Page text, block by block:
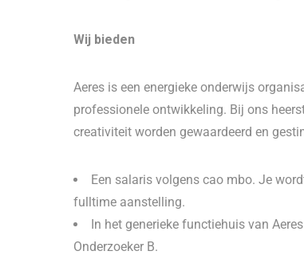
Wij bieden
Aeres is een energieke onderwijs
professionele ontwikkeling. Bij ons
creativiteit worden gewaardeerd en
Een salaris volgens cao mbo. Je
fulltime aanstelling.
In het generieke functiehuis van
Onderzoeker B.